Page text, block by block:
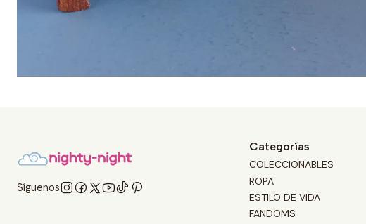
Síguenos
Categorías
COLECCIONABLES
ROPA
ESTILO DE VIDA
FANDOMS